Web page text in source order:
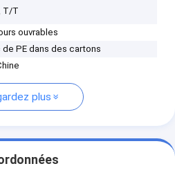
T/T
ouvrables
de PE dans des cartons
plus